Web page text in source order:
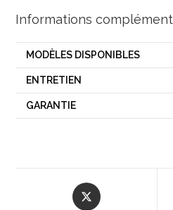
Informations
MODÈLES DISPONIBLES
ENTRETIEN
GARANTIE
Opens
in